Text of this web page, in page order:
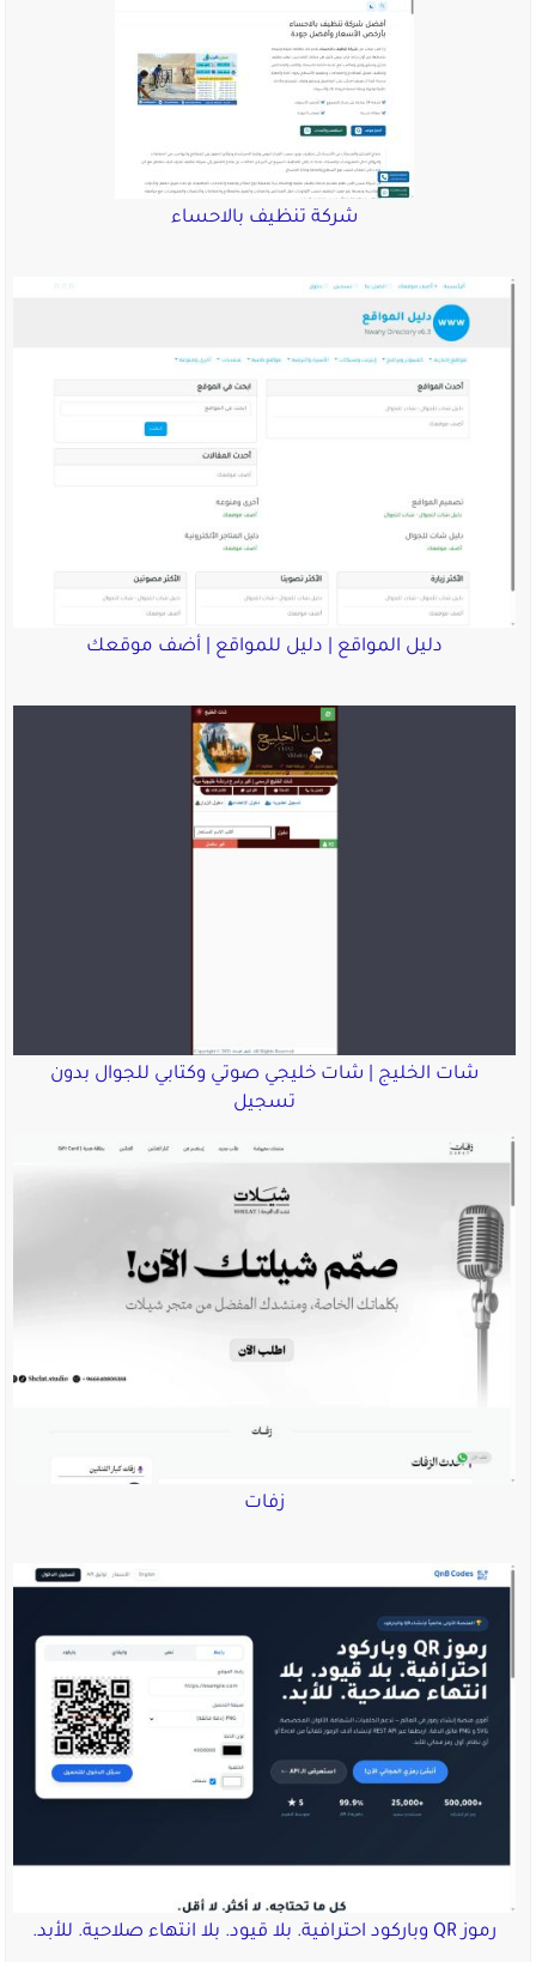
شركة تنظيف بالاحساء
دليل المواقع | دليل للمواقع | أضف موقعك
شات الخليج | شات خليجي صوتي وكتابي للجوال بدون
تسجيل
زفات
رموز QR وباركود احترافية. بلا قيود. بلا انتهاء صلاحية. للأبد.